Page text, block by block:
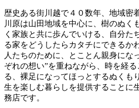
歴史ある街川越で４０数年、地域密
川原は山田地域を中心に、樹のぬく
く家族と共に歩んでいける、自分た
る家をどうしたらカタチにできるか
人たちのために、とことん親身にな
ぞれの想い”を重ねながら、時を経
る、裸足になってほっとするぬくも
生を楽しむ暮らしを提供することに
務店です。